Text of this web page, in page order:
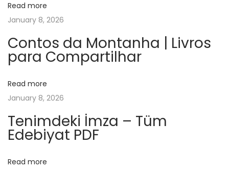
a
r
ı
:
S
ı
n
s
z
Read more
January 8, 2026
Contos da Montanha | Livros
para Compartilhar
Read more
January 8, 2026
Tenimdeki İmza – Tüm
Edebiyat PDF
Read more